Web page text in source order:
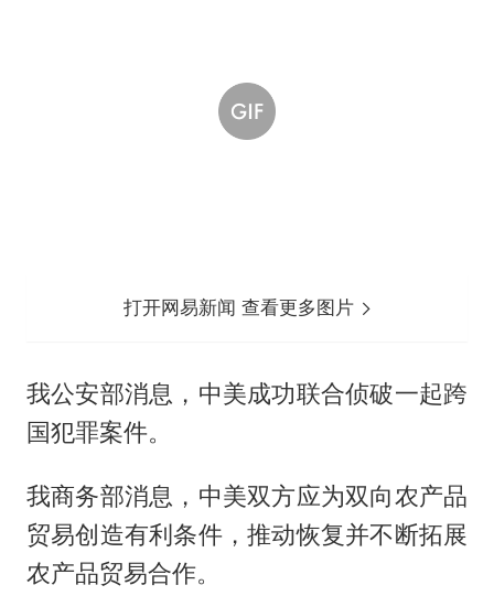
打开网易新闻 查看更多图片
我公安部消息，中美成功联合侦破一起跨
国犯罪案件。
我商务部消息，中美双方应为双向农产品
贸易创造有利条件，推动恢复并不断拓展
农产品贸易合作。